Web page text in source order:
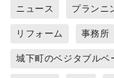
ニュース プランニ
リフォーム 事務所
城下町のベジタブルベ